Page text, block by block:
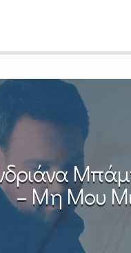
– Μη Μου